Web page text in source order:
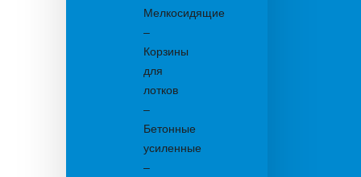
Мелкосидящие
–
Корзины
для
лотков
–
Бетонные
усиленные
–